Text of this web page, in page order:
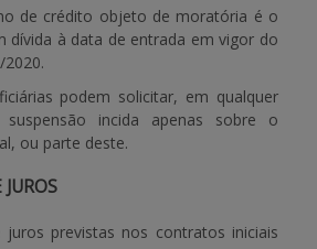
de crédito objeto de moratória é o
dívida à data de entrada em vigor do
2020.
podem solicitar, em qualquer
incida apenas sobre o
ou parte deste.
juros previstas nos contratos iniciais